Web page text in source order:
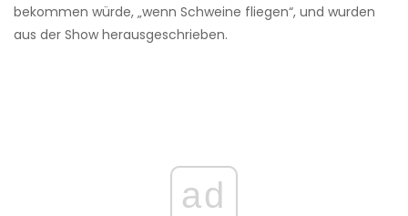
bekommen würde, „wenn Schweine fliegen“, und wurden
aus der Show herausgeschrieben.
ad